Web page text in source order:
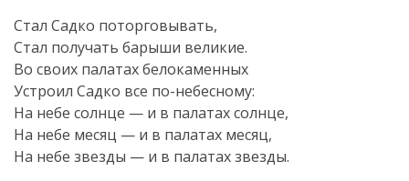
Стал Садко поторговывать,
Стал получать барыши великие.
Во своих палатах белокаменных
Устроил Садко все по-небесному:
На небе солнце — и в палатах солнце,
На небе месяц — и в палатах месяц,
На небе звезды — и в палатах звезды.